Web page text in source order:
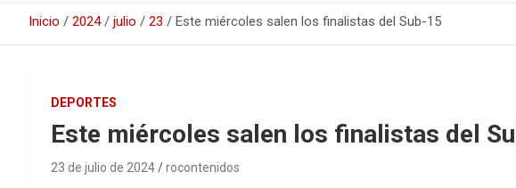
Inicio 2024 julio 23 Este miércoles salen los finalistas del Sub-15
DEPORTES
Este miércoles salen los finalistas del
23 de julio de 2024 rocontenidos